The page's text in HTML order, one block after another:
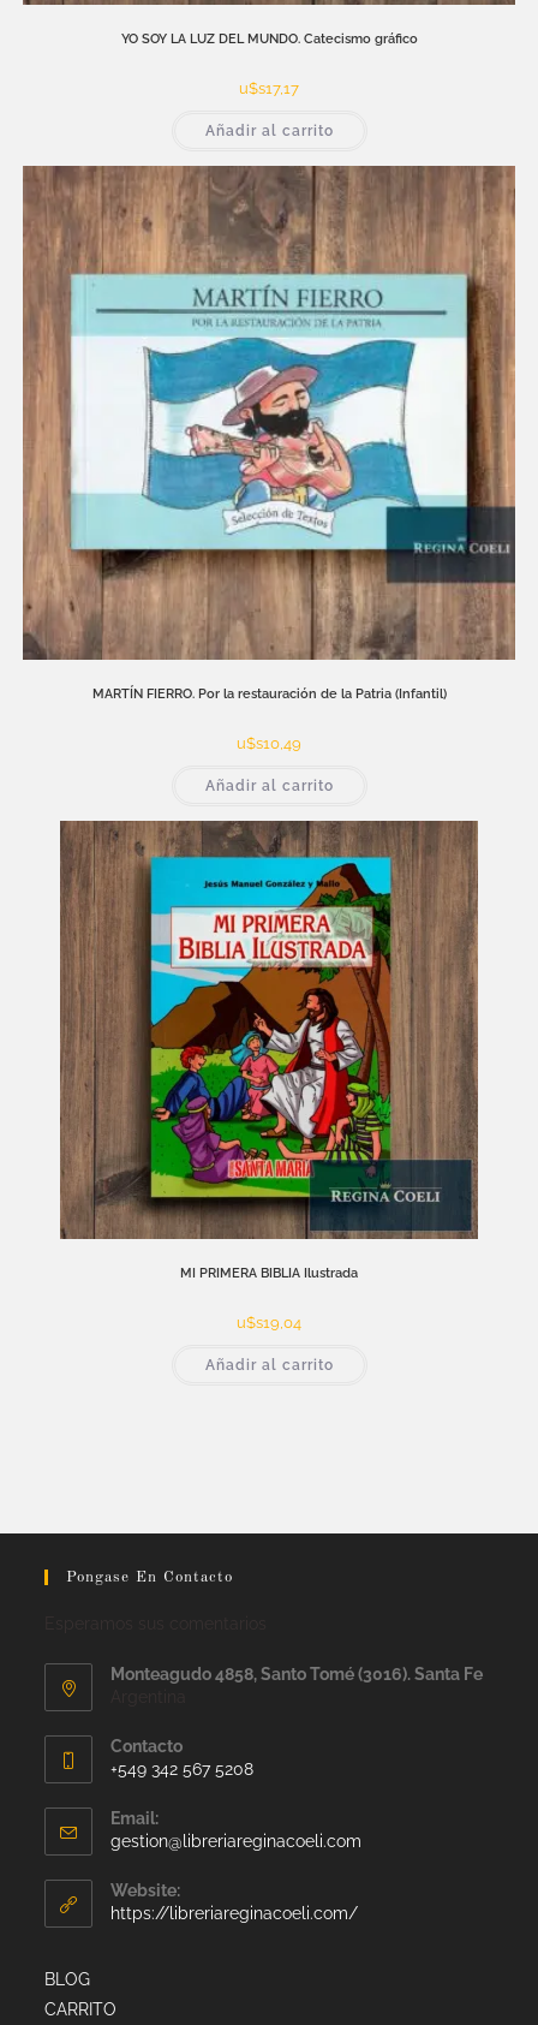
YO SOY LA LUZ DEL MUNDO. Catecismo gráfico
u$s17,17
Añadir al carrito
MARTÍN FIERRO. Por la restauración de la Patria (Infantil)
u$s10,49
Añadir al carrito
MI PRIMERA BIBLIA Ilustrada
u$s19,04
Añadir al carrito
Pongase En Contacto
Monteagudo 4858, Santo Tomé (3016). Santa Fe
Contacto
+549 342 567 5208
Email:
gestion@libreriareginacoeli.com
Website:
https://libreriareginacoeli.com/
BLOG
CARRITO